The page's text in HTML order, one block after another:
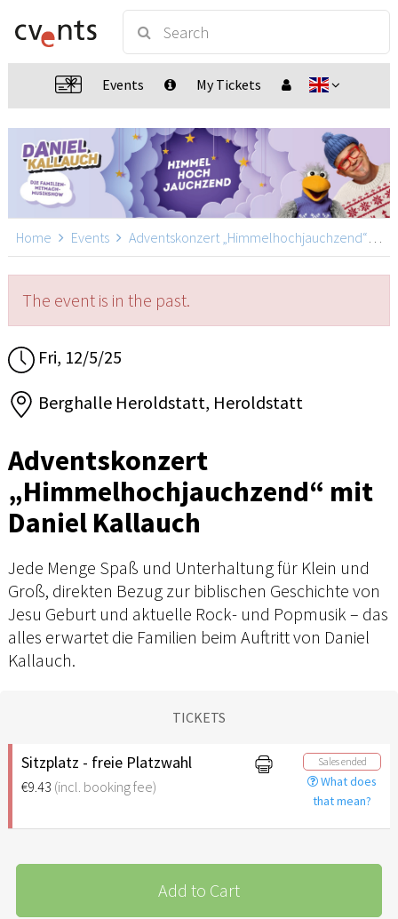
Events My Tickets
Home Events Adventskonzert „Himmelhochjauchzend“ mit Daniel Kallauch
The event is in the past.
Fri, 12/5/25
Berghalle Heroldstatt, Heroldstatt
Adventskonzert
„Himmelhochjauchzend“ mit
Daniel Kallauch
Jede Menge Spaß und Unterhaltung für Klein und
Groß, direkten Bezug zur biblischen Geschichte von
Jesu Geburt und aktuelle Rock- und Popmusik – das
alles erwartet die Familien beim Auftritt von Daniel
Kallauch.
TICKETS
Sitzplatz - freie Platzwahl
€9.43 (incl. booking fee)
Sales ended
What does
that mean?
Add to Cart